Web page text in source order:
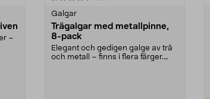
–
Galgar
Trägalgar med metallpinne,
8-pack
Elegant och gedigen galge av trä
och metall – finns i flera färger.